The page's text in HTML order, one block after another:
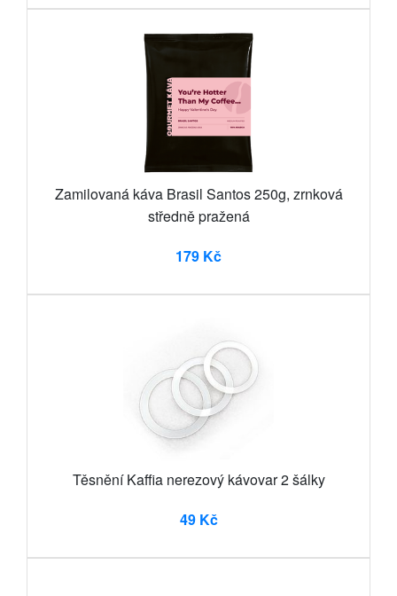
Zamilovaná káva Brasil Santos 250g, zrnková
středně pražená
179 Kč
Těsnění Kaffia nerezový kávovar 2 šálky
49 Kč